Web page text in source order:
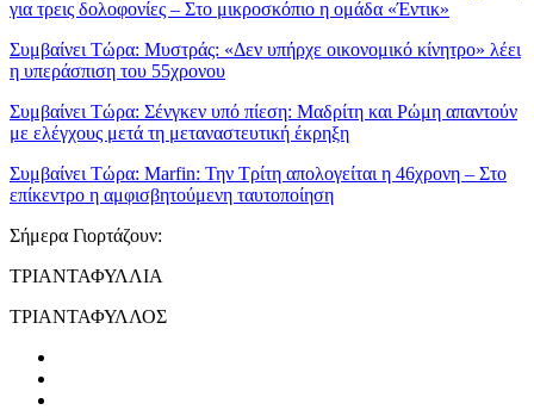
για τρεις δολοφονίες – Στο μικροσκόπιο η ομάδα «Έντικ»
Συμβαίνει Τώρα: Μυστράς: «Δεν υπήρχε οικονομικό κίνητρο» λέει
η υπεράσπιση του 55χρονου
Συμβαίνει Τώρα: Σένγκεν υπό πίεση: Μαδρίτη και Ρώμη απαντούν
με ελέγχους μετά τη μεταναστευτική έκρηξη
Συμβαίνει Τώρα: Marfin: Την Τρίτη απολογείται η 46χρονη – Στο
επίκεντρο η αμφισβητούμενη ταυτοποίηση
Σήμερα Γιορτάζουν:
ΤΡΙΑΝΤΑΦΥΛΛΙΑ
ΤΡΙΑΝΤΑΦΥΛΛΟΣ